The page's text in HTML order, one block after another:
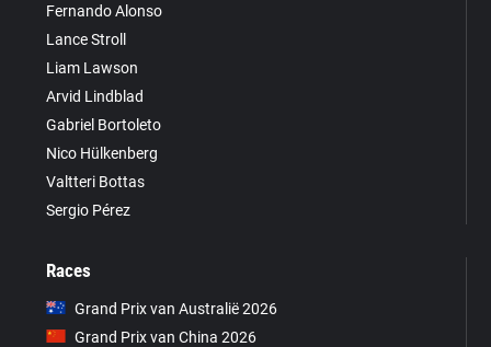
Fernando Alonso
Lance Stroll
Liam Lawson
Arvid Lindblad
Gabriel Bortoleto
Nico Hülkenberg
Valtteri Bottas
Sergio Pérez
Races
Grand Prix van Australië 2026
Grand Prix van China 2026